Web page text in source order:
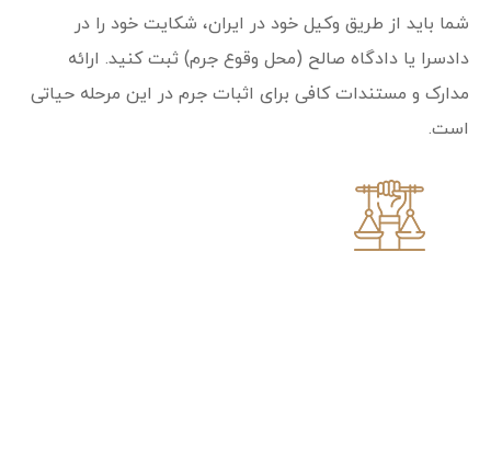
شما باید از طریق وکیل خود در ایران، شکایت خود را در
دادسرا یا دادگاه صالح (محل وقوع جرم) ثبت کنید. ارائه
مدارک و مستندات کافی برای اثبات جرم در این مرحله حیاتی
است.